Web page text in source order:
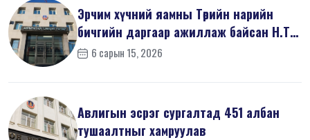
Эрчим хүчний яамны Төрийн нарийн
бичгийн даргаар ажиллаж байсан Н.Т
на...6 сарын 15, 2026
Авлигын эсрэг сургалтад 451 албан
тушаалтныг хамруулав